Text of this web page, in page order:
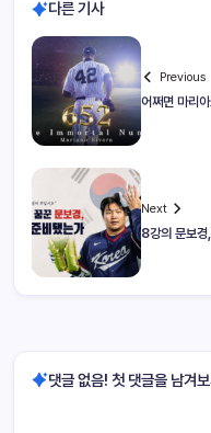
다른 기사
Previous
어쩌면 마리
Next
8강의 문보경
댓글 없음! 첫 댓글을 남겨